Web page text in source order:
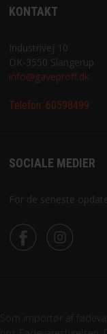
KONTAKT
Industrivej 10
DK-3550 Slangerup
info@gaveproff.dk
Telefon: 60598499
SOCIALE MEDIER
For de seneste
Som importør af